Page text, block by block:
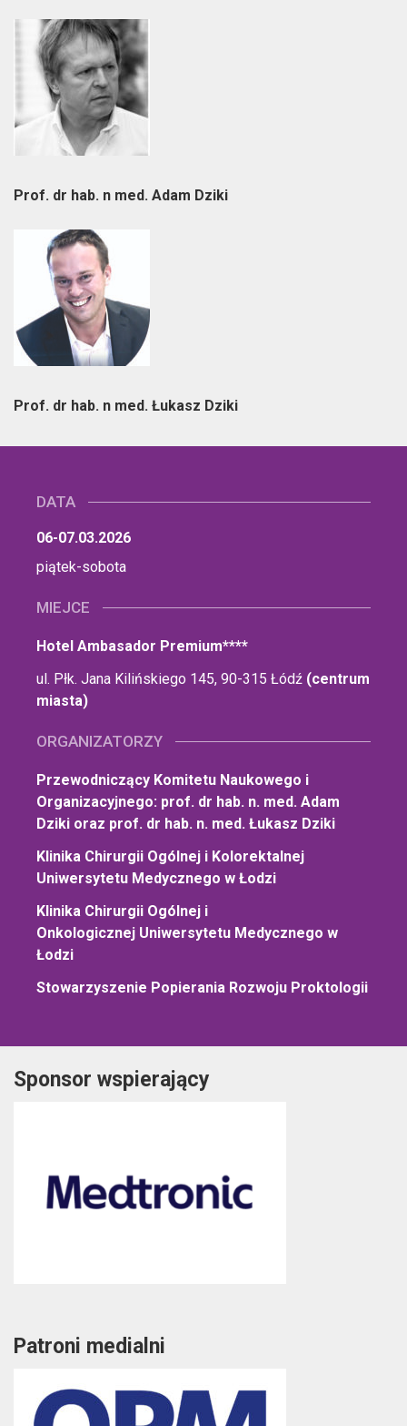
Prof. dr hab. n med. Adam Dziki
Prof. dr hab. n med. Łukasz Dziki
DATA
06-07.03.2026
piątek-sobota
MIEJCE
Hotel Ambasador Premium****
ul. Płk. Jana Kilińskiego 145, 90-315 Łódź (centrum
miasta)
ORGANIZATORZY
Przewodniczący Komitetu Naukowego i
Organizacyjnego: prof. dr hab. n. med. Adam
Dziki oraz prof. dr hab. n. med. Łukasz Dziki
Klinika Chirurgii Ogólnej i Kolorektalnej
Uniwersytetu Medycznego w Łodzi
Klinika Chirurgii Ogólnej i
Onkologicznej Uniwersytetu Medycznego w
Łodzi
Stowarzyszenie Popierania Rozwoju Proktologii
Sponsor wspierający
Patroni medialni